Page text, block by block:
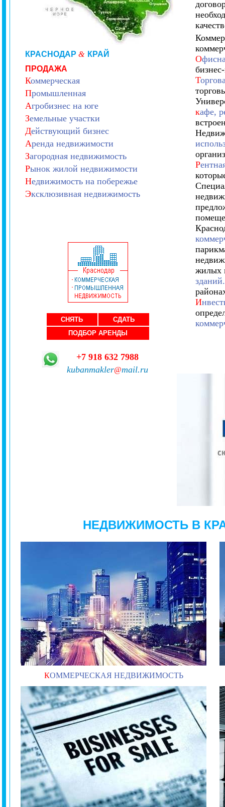
КРАСНОДАР & КРАЙ
ПРОДАЖА
Коммерческая
Промышленная
Агробизнес на юге
Земельные участки
Действующий бизнес
Аренда недвижимости
Загородная недвижимость
Рынок жилой недвижимости
Недвижимость на побережье
Эксклюзивная недвижимость
СНЯТЬ
СДАТЬ
ПОДБОР АРЕНДЫ
+7 918 632 7988
kubanmakler@mail.ru
О
Т
кафе,
Р
жилых
зданий.
И
НЕДВИЖИМОСТЬ В
КОММЕРЧЕСКАЯ НЕДВИЖИМОСТЬ